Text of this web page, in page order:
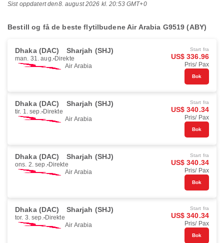
Sist oppdatert den8. august 2026 kl. 20:53 GMT+0
Bestill og få de beste flytilbudene Air Arabia G9519 (ABY)
Dhaka (DAC) Sharjah (SHJ)
man. 31. aug. Direkte
Air Arabia
Start fra
US$ 336.96
Pris/ Pax
Bok
Dhaka (DAC) Sharjah (SHJ)
tir. 1. sep. Direkte
Air Arabia
Start fra
US$ 340.34
Pris/ Pax
Bok
Dhaka (DAC) Sharjah (SHJ)
ons. 2. sep. Direkte
Air Arabia
Start fra
US$ 340.34
Pris/ Pax
Bok
Dhaka (DAC) Sharjah (SHJ)
tor. 3. sep. Direkte
Air Arabia
Start fra
US$ 340.34
Pris/ Pax
Bok